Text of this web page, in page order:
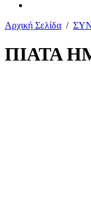
Αρχική Σελίδα /
ΠΙΑΤΑ